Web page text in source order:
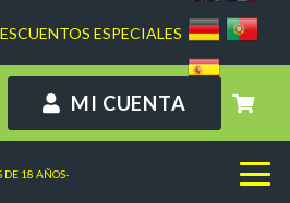
ESPECIALES
MI CUENTA
DE 18 AÑOS-